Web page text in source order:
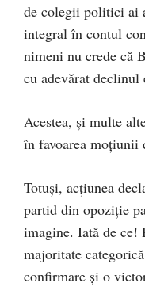
de colegii politici ai
integral în contul
nimeni nu crede că
cu adevărat declinul
Acestea, și multe
în favoarea moțiunii
Totuși, acțiunea
partid din opoziție
imagine. Iată de ce!
majoritate
confirmare și o